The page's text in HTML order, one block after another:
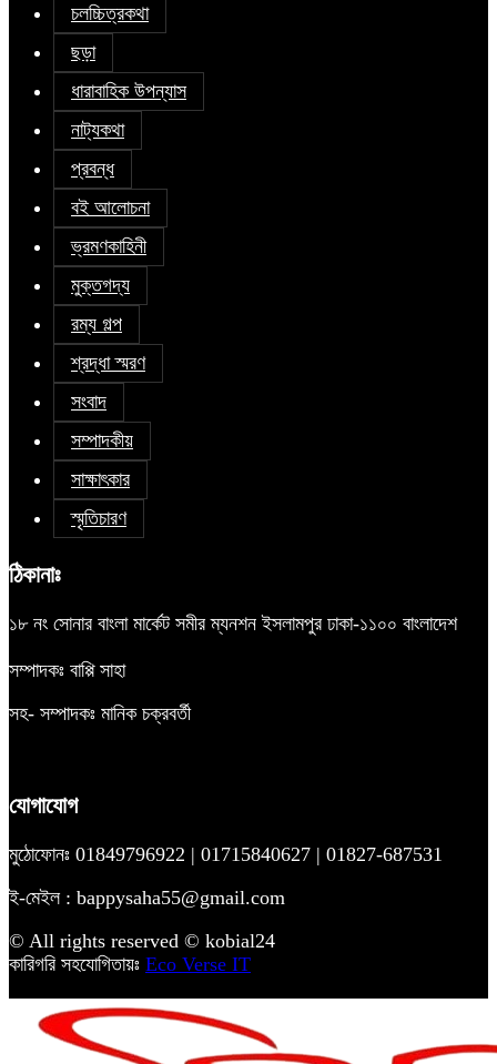
চলচ্চিত্রকথা
ছড়া
ধারাবাহিক উপন্যাস
নাট্যকথা
প্রবন্ধ
বই আলোচনা
ভ্রমণকাহিনী
মুক্তগদ্য
রম্য গল্প
শ্রদ্ধা স্মরণ
সংবাদ
সম্পাদকীয়
সাক্ষাৎকার
স্মৃতিচারণ
ঠিকানাঃ
১৮ নং সোনার বাংলা মার্কেট সমীর ম্যনশন ইসলামপুর ঢাকা-১১০০ বাংলাদেশ
সম্পাদকঃ বাপ্পি সাহা
সহ- সম্পাদকঃ মানিক চক্রবর্তী
যোগাযোগ
মুঠোফোনঃ 01849796922 | 01715840627 | 01827-687531
ই-মেইল : bappysaha55@gmail.com
© All rights reserved © kobial24
কারিগরি সহযোগিতায়ঃ Eco Verse IT